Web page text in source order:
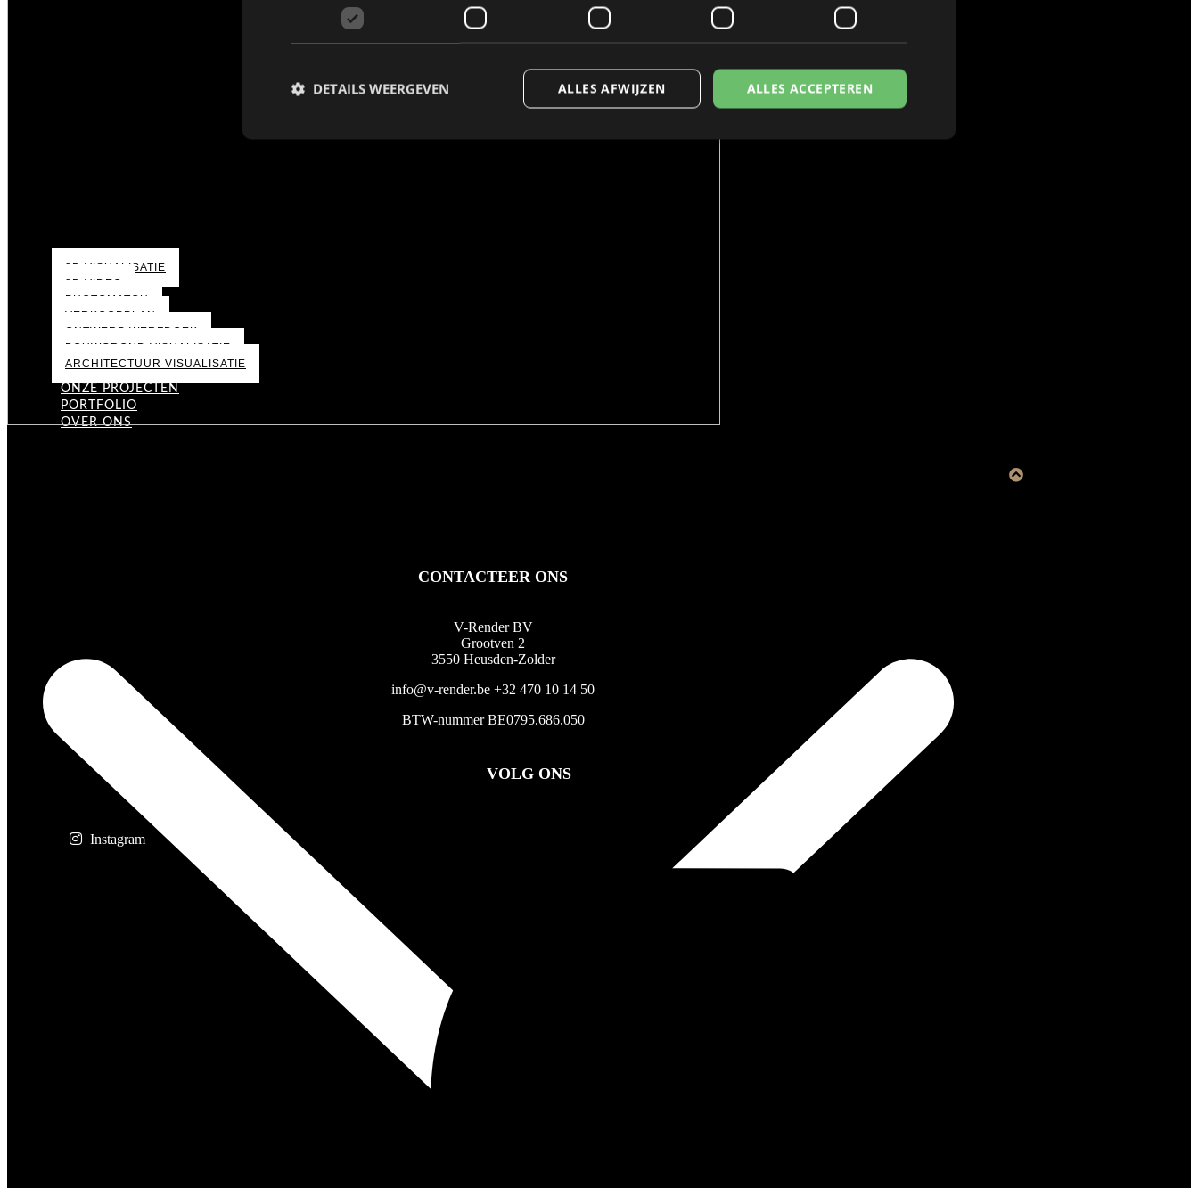
3D VISUALISATIE
3D VIDEO
PHOTOMATCH
VERKOOPPLAN
ONTWERP WERFDOEK
BOUWGROND VISUALISATIE
ARCHITECTUUR VISUALISATIE
ONZE PROJECTEN
PORTFOLIO
OVER ONS
CONTACTEER ONS
V-Render BV
Grootven 2
3550 Heusden-Zolder
info@v-render.be +32 470 10 14 50
BTW-nummer BE0795.686.050
VOLG ONS
Instagram
ALLES ACCEPTEREN
ALLES AFWIJZEN
DETAILS WEERGEVEN